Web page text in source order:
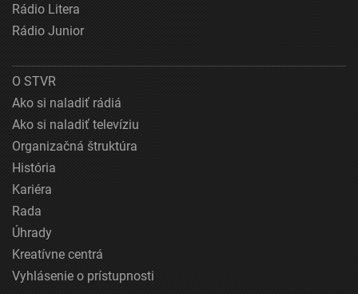
Rádio Litera
Rádio Junior
O STVR
Ako si naladiť rádiá
Ako si naladiť televíziu
Organizačná štruktúra
História
Kariéra
Rada
Úhrady
Kreatívne centrá
Vyhlásenie o prístupnosti